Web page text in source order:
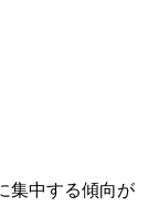
集中する傾向が